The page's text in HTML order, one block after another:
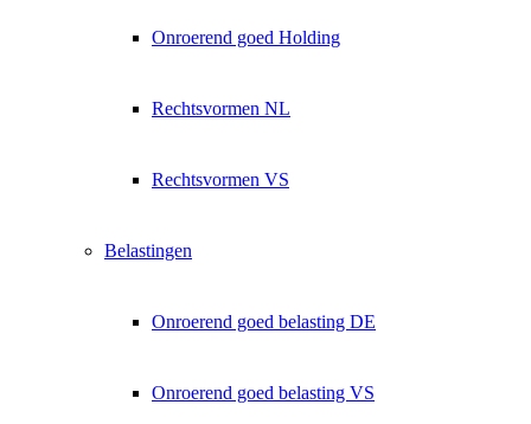
Onroerend goed Holding
Rechtsvormen NL
Rechtsvormen VS
Belastingen
Onroerend goed belasting DE
Onroerend goed belasting VS